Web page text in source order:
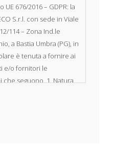
UE 676/2016 – GDPR: la
S.r.l. con sede in Viale
114 – Zona Ind.le
a Bastia Umbra (PG), in
è tenuta a fornire ai
e/o fornitori le
che seguono. 1. Natura
Costituiscono
i Suoi dati